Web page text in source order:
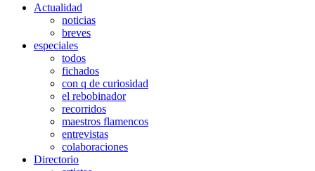
Actualidad
noticias
breves
especiales
todos
fichados
con q de curiosidad
el rebobinador
recorridos
maestros flamencos
entrevistas
colaboraciones
Directorio